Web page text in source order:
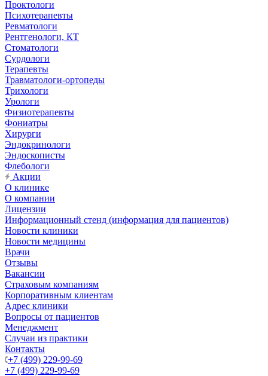
Проктологи
Психотерапевты
Ревматологи
Рентгенологи, КТ
Стоматологи
Сурдологи
Терапевты
Травматологи-ортопеды
Трихологи
Урологи
Физиотерапевты
Фониатры
Хирурги
Эндокринологи
Эндоскописты
Флебологи
Акции
О клинике
О компании
Лицензии
Информационный стенд (информация для пациентов)
Новости клиники
Новости медицины
Врачи
Отзывы
Вакансии
Страховым компаниям
Корпоративным клиентам
Адрес клиники
Вопросы от пациентов
Менеджмент
Случаи из практики
Контакты
+7 (499) 229-99-69
+7 (499) 229-99-69